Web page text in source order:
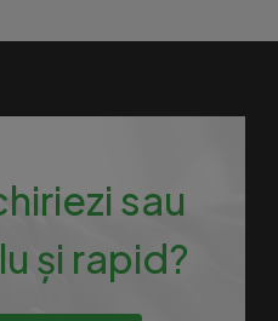
sau
și rapid?